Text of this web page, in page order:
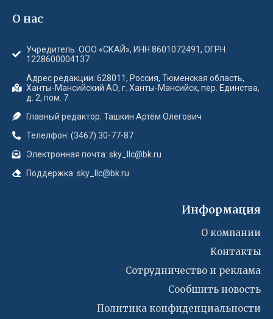
О нас
Учредитель: ООО «СКАЙ», ИНН 8601072491, ОГРН
1228600004137
Адрес редакции: 628011, Россия, Тюменская область,
Ханты-Мансийский АО, г. Ханты-Мансийск, пер. Единства,
д. 2, пом. 7
Главный редактор: Ташкин Артём Олегович
Телелфон: (3467) 30-77-87
Электронная почта: sky_llc@bk.ru
Поддержка: sky_llc@bk.ru
Информация
О компании
Контакты
Сотрудничество и реклама
Сообшить новость
Политика конфиденциальности